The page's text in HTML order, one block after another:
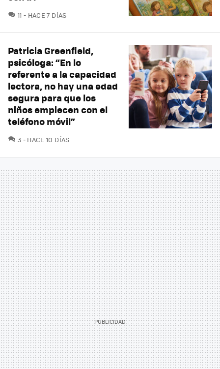
11 COMENTARIOS
HACE 7 DÍAS
Patricia Greenfield,
psicóloga: “En lo
referente a la capacidad
lectora, no hay una edad
segura para que los
niños empiecen con el
teléfono móvil”
3 COMENTARIOS
HACE 10 DÍAS